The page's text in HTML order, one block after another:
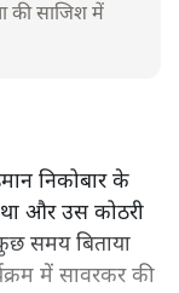
की साजिश में
निकोबार के
और उस कोठरी
समय बिताया
में सावरकर की